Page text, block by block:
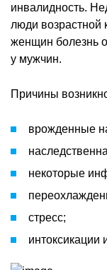
инвалидность.
люди возрастной
женщин болезнь
у мужчин.
Причины
врожденные
некоторые
стресс;
интоксикации